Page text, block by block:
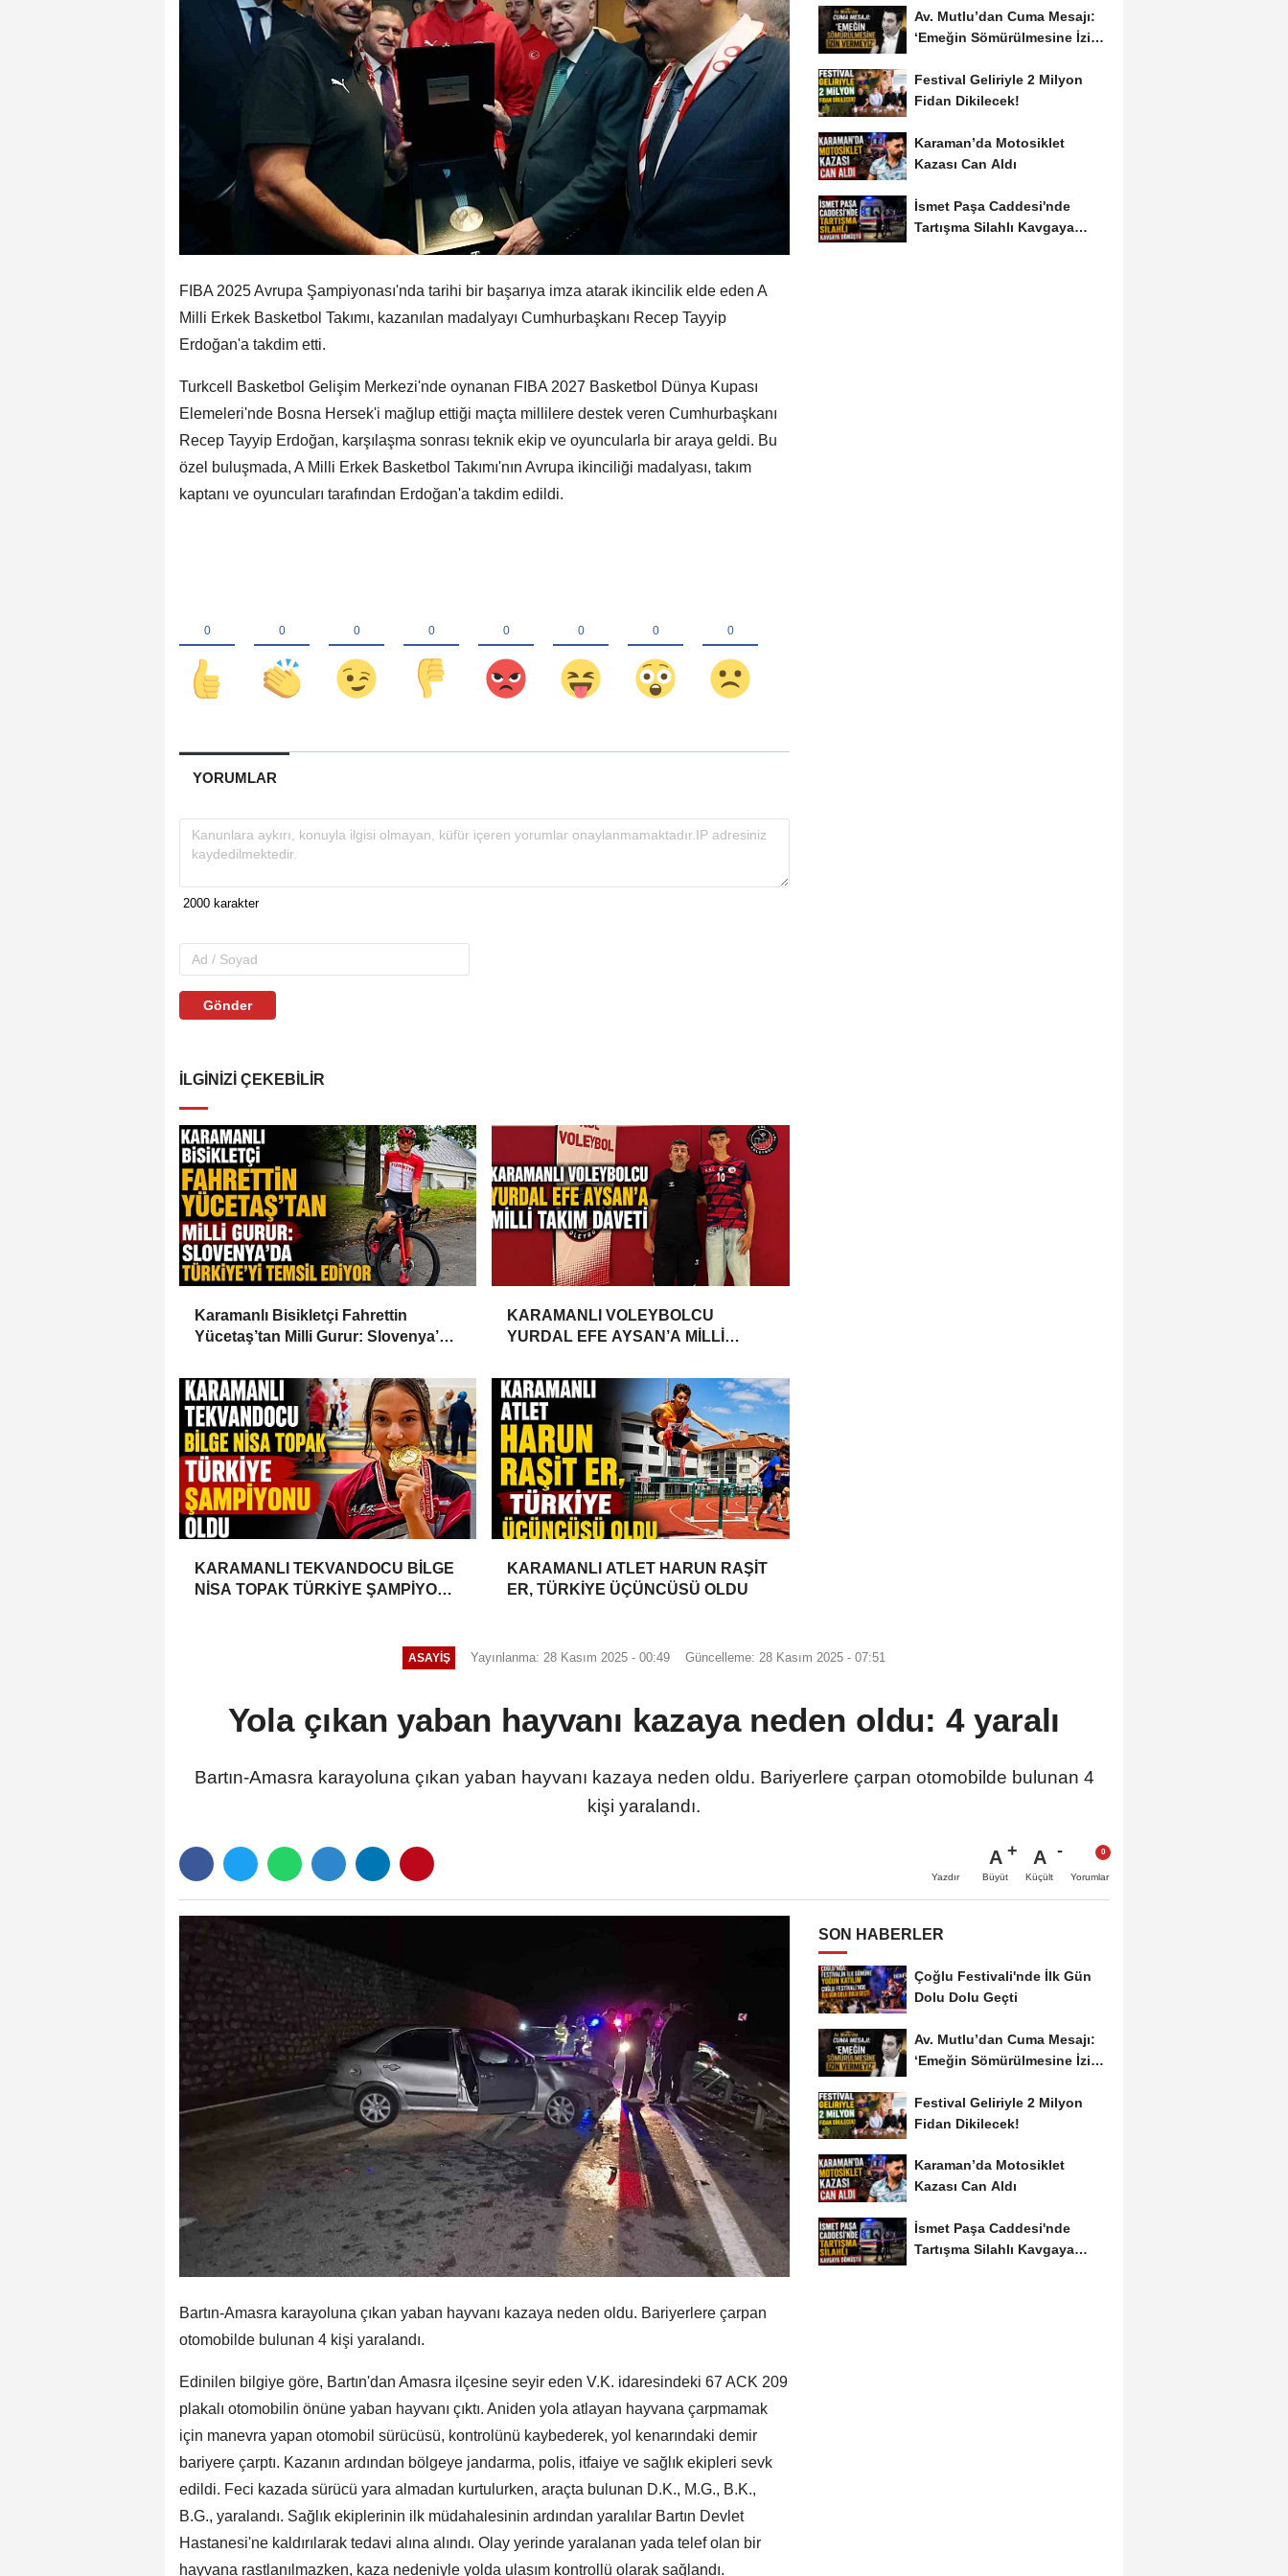
FIBA 2025 Avrupa Şampiyonası'nda tarihi bir başarıya imza atarak ikincilik elde eden A
Milli Erkek Basketbol Takımı, kazanılan madalyayı Cumhurbaşkanı Recep Tayyip
Erdoğan'a takdim etti.
Turkcell Basketbol Gelişim Merkezi'nde oynanan FIBA 2027 Basketbol Dünya Kupası
Elemeleri'nde Bosna Hersek'i mağlup ettiği maçta millilere destek veren Cumhurbaşkanı
Recep Tayyip Erdoğan, karşılaşma sonrası teknik ekip ve oyuncularla bir araya geldi. Bu
özel buluşmada, A Milli Erkek Basketbol Takımı'nın Avrupa ikinciliği madalyası, takım
kaptanı ve oyuncuları tarafından Erdoğan'a takdim edildi.
YORUMLAR
Gönder
İLGINIZI ÇEKEBILIR
Karamanlı Bisikletçi Fahrettin
Yücetaş’tan Milli Gurur: Slovenya’da
KARAMANLI VOLEYBOLCU
YURDAL EFE AYSAN’A MİLLİ
KARAMANLI TEKVANDOCU BİLGE
NİSA TOPAK TÜRKİYE ŞAMPİYONU
KARAMANLI ATLET HARUN RAŞİT
ER, TÜRKİYE ÜÇÜNCÜSÜ OLDU
Av. Mutlu’dan Cuma Mesajı:
‘Emeğin Sömürülmesine İzin
Festival Geliriyle 2 Milyon
Fidan Dikilecek!
Karaman’da Motosiklet
Kazası Can Aldı
İsmet Paşa Caddesi'nde
Tartışma Silahlı Kavgaya
ASAYIŞ Yayınlanma: 28 Kasım 2025 - 00:49 Güncelleme: 28 Kasım 2025 - 07:51
Yola çıkan yaban hayvanı kazaya neden oldu: 4 yaralı
Bartın-Amasra karayoluna çıkan yaban hayvanı kazaya neden oldu. Bariyerlere çarpan otomobilde bulunan 4
kişi yaralandı.
Yazdır
A
Büyüt
A
Küçült Yorumlar
Bartın-Amasra karayoluna çıkan yaban hayvanı kazaya neden oldu. Bariyerlere çarpan
otomobilde bulunan 4 kişi yaralandı.
Edinilen bilgiye göre, Bartın'dan Amasra ilçesine seyir eden V.K. idaresindeki 67 ACK 209
plakalı otomobilin önüne yaban hayvanı çıktı. Aniden yola atlayan hayvana çarpmamak
için manevra yapan otomobil sürücüsü, kontrolünü kaybederek, yol kenarındaki demir
bariyere çarptı. Kazanın ardından bölgeye jandarma, polis, itfaiye ve sağlık ekipleri sevk
edildi. Feci kazada sürücü yara almadan kurtulurken, araçta bulunan D.K., M.G., B.K.,
B.G., yaralandı. Sağlık ekiplerinin ilk müdahalesinin ardından yaralılar Bartın Devlet
Hastanesi'ne kaldırılarak tedavi alına alındı. Olay yerinde yaralanan yada telef olan bir
hayvana rastlanılmazken, kaza nedeniyle yolda ulaşım kontrollü olarak sağlandı.
SON HABERLER
Çoğlu Festivali'nde İlk Gün
Dolu Dolu Geçti
Av. Mutlu’dan Cuma Mesajı:
‘Emeğin Sömürülmesine İzin
Festival Geliriyle 2 Milyon
Fidan Dikilecek!
Karaman’da Motosiklet
Kazası Can Aldı
İsmet Paşa Caddesi'nde
Tartışma Silahlı Kavgaya